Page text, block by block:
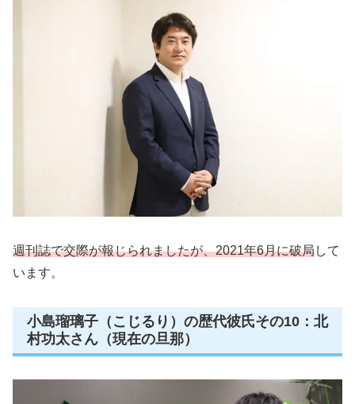
週刊誌で交際が報じられましたが、2021年6月に破局して
います。
小島瑠璃子（こじるり）の歴代彼氏その10：北
村功太さん（現在の旦那）